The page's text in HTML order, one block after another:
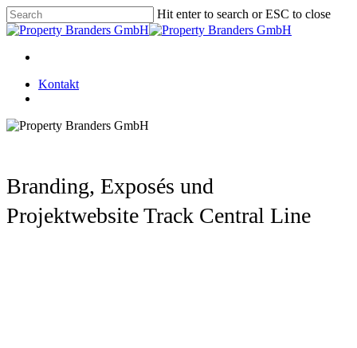
Skip
to
content
Hit enter to search or ESC to close
Close
Menu
Kontakt
Branding, Exposés und
Projektwebsite Track Central Line